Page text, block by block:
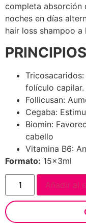
completa absorción
noches en días
hair loss shampoo a
folículo capilar.
Follicusan:
Cegaba:
Biomin:
cabello
Vitamina B6:
Formato: 15x3ml
Añadir al